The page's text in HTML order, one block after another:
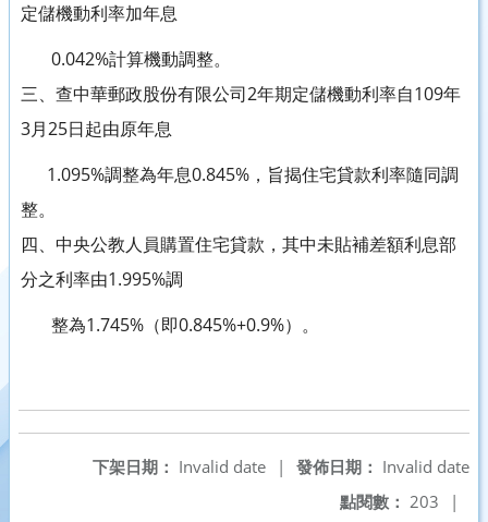
定儲機動利率加年息
0.042%計算機動調整。
三、查中華郵政股份有限公司2年期定儲機動利率自109年
3月25日起由原年息
1.095%調整為年息0.845%，旨揭住宅貸款利率隨同調
整。
四、中央公教人員購置住宅貸款，其中未貼補差額利息部
分之利率由1.995%調
整為1.745%（即0.845%+0.9%）。
發佈日期： Invalid date
下架日期： Invalid date
|
點閱數： 203 |